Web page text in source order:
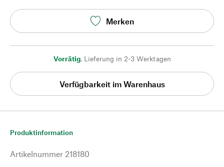
Merken
Vorrätig, Lieferung in 2-3 Werktagen
Verfügbarkeit im Warenhaus
Produktinformation
Artikelnummer 218180